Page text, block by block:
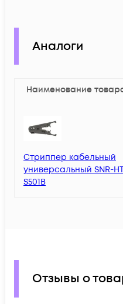
Аналоги
Наименование
Стриппер кабельный
универсальный SNR-
S501B
Отзывы о